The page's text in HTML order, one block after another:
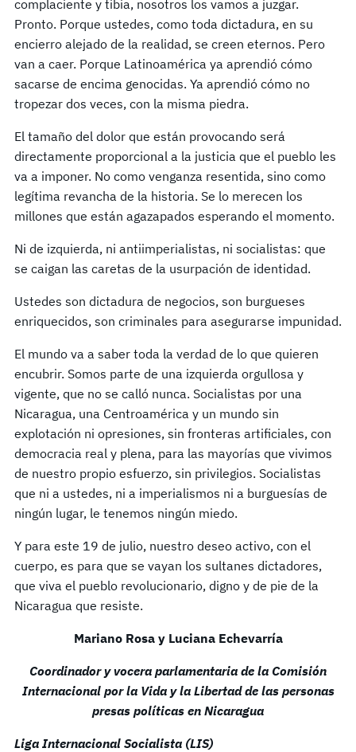
complaciente y tibia, nosotros los vamos a juzgar.
Pronto. Porque ustedes, como toda dictadura, en su
encierro alejado de la realidad, se creen eternos. Pero
van a caer. Porque Latinoamérica ya aprendió cómo
sacarse de encima genocidas. Ya aprendió cómo no
tropezar dos veces, con la misma piedra.
El tamaño del dolor que están provocando será
directamente proporcional a la justicia que el pueblo les
va a imponer. No como venganza resentida, sino como
legítima revancha de la historia. Se lo merecen los
millones que están agazapados esperando el momento.
Ni de izquierda, ni antiimperialistas, ni socialistas: que
se caigan las caretas de la usurpación de identidad.
Ustedes son dictadura de negocios, son burgueses
enriquecidos, son criminales para asegurarse impunidad.
El mundo va a saber toda la verdad de lo que quieren
encubrir. Somos parte de una izquierda orgullosa y
vigente, que no se calló nunca. Socialistas por una
Nicaragua, una Centroamérica y un mundo sin
explotación ni opresiones, sin fronteras artificiales, con
democracia real y plena, para las mayorías que vivimos
de nuestro propio esfuerzo, sin privilegios. Socialistas
que ni a ustedes, ni a imperialismos ni a burguesías de
ningún lugar, le tenemos ningún miedo.
Y para este 19 de julio, nuestro deseo activo, con el
cuerpo, es para que se vayan los sultanes dictadores,
que viva el pueblo revolucionario, digno y de pie de la
Nicaragua que resiste.
Mariano Rosa y Luciana Echevarría
Coordinador y vocera parlamentaria de la Comisión
Internacional por la Vida y la Libertad de las personas
presas políticas en Nicaragua
Liga Internacional Socialista (LIS)